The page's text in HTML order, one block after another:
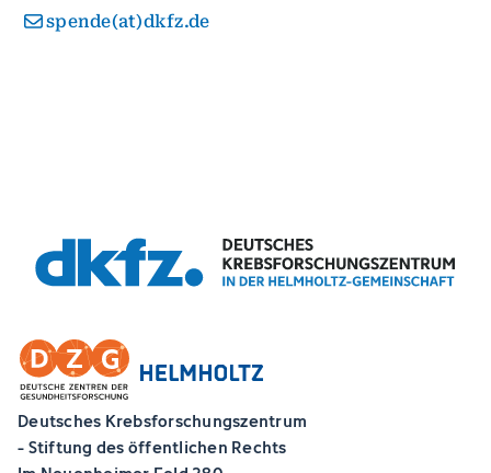
spende(at)dkfz.de
Deutsches Krebsforschungszentrum
- Stiftung des öffentlichen Rechts